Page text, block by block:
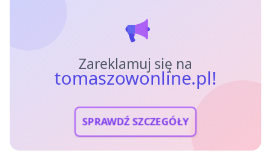
Zareklamuj się na
tomaszowonline.pl!
SPRAWDŹ SZCZEGÓŁY